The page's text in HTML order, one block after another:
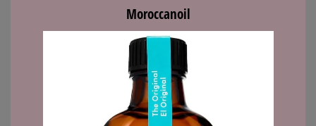
Moroccanoil